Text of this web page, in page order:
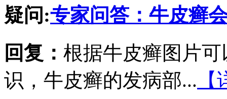
疑问:专家问答：牛皮癣
回复： 根据牛皮癣图片
识，牛皮癣的发病部...